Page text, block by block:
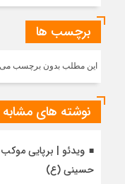
برچسب ها
این مطلب بدون برچسب می
نوشته های مشابه
ویدئو | برپایی
حسینی (ع)